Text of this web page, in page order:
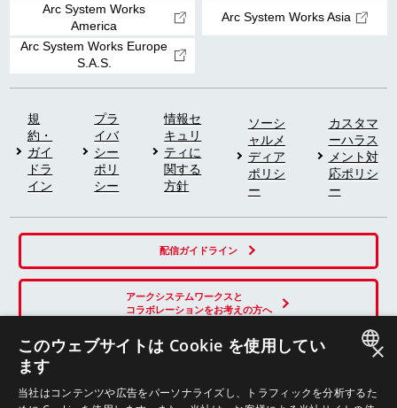
Arc System Works
America
Arc System Works Asia
Arc System Works Europe
S.A.S.
規
約・
ガイ
ドラ
イン
プラ
イバ
シー
ポリ
シー
情報セ
キュリ
ティに
関する
方針
ソーシ
ャルメ
ディア
ポリシ
ー
カスタマ
ーハラス
メント対
応ポリシ
ー
配信ガイドライン
アークシステムワークスと
コラボレーションをお考えの方へ
SNS
×
このウェブサイトは Cookie を使用してい
ます
当社はコンテンツや広告をパーソナライズし、トラフィックを分析するた